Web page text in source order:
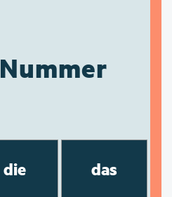
Nummer
die das